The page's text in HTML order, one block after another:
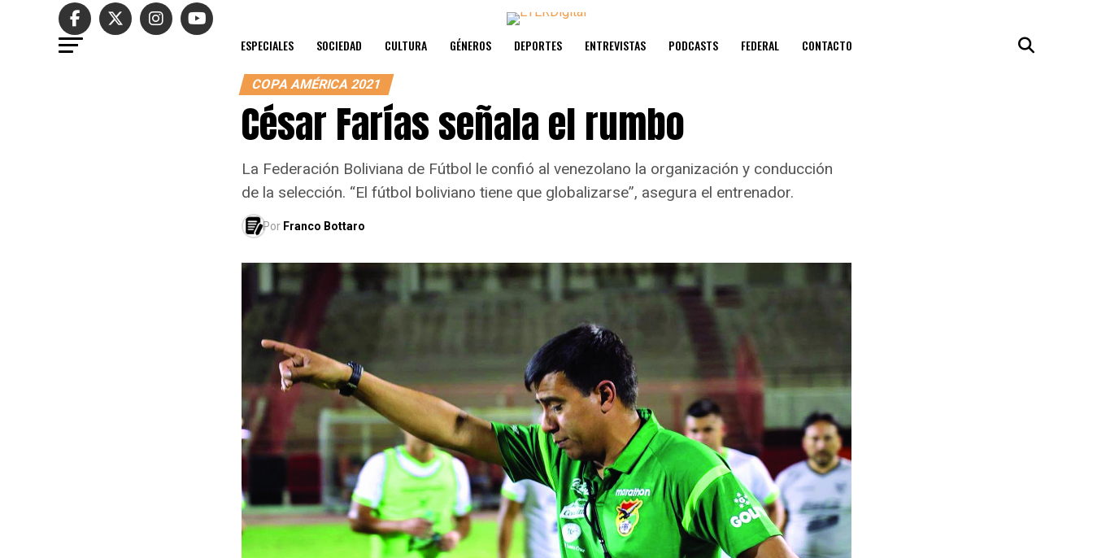
ESPECIALES SOCIEDAD CULTURA GÉNEROS DEPORTES ENTREVISTAS PODCASTS FEDERAL CONTACTO
COPA AMÉRICA 2021
César Farías señala el rumbo
La Federación Boliviana de Fútbol le confió al venezolano la organización y conducción
de la selección. “El fútbol boliviano tiene que globalizarse”, asegura el entrenador.
Por Franco Bottaro